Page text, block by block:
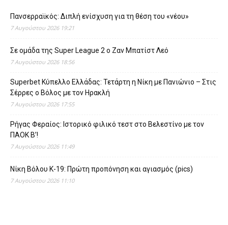
Πανσερραϊκός: Διπλή ενίσχυση για τη θέση του «νέου»
7 Αυγούστου 2026 19:21
Σε ομάδα της Super League 2 o Ζαν Μπατίστ Λεό
7 Αυγούστου 2026 18:56
Superbet Κύπελλο Ελλάδας: Τετάρτη η Νίκη με Πανιώνιο – Στις
Σέρρες ο Βόλος με τον Ηρακλή
7 Αυγούστου 2026 17:55
Ρήγας Φεραίος: Ιστορικό φιλικό τεστ στο Βελεστίνο με τον
ΠΑΟΚ Β’!
7 Αυγούστου 2026 11:49
Νίκη Βόλου Κ-19: Πρώτη προπόνηση και αγιασμός (pics)
7 Αυγούστου 2026 11:10